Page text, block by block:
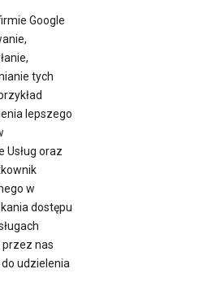
Google
tych
lepszego
oraz
w
dostępu
nas
udzielenia